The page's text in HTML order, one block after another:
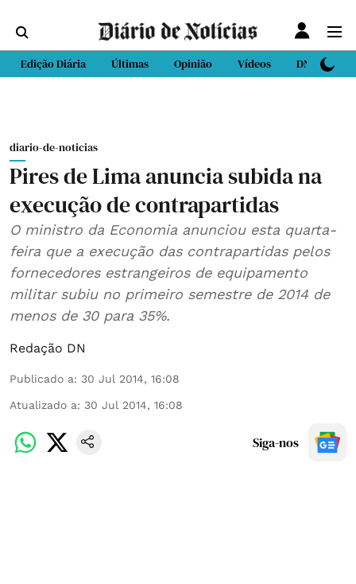
Edição Diária Últimas Opinião Vídeos DN Sport
diario-de-noticias
Pires de Lima anuncia subida na
execução de contrapartidas
O ministro da Economia anunciou esta quarta-
feira que a execução das contrapartidas pelos
fornecedores estrangeiros de equipamento
militar subiu no primeiro semestre de 2014 de
menos de 30 para 35%.
Redação DN
Publicado a: 30 Jul 2014, 16:08
Atualizado a: 30 Jul 2014, 16:08
Siga-nos